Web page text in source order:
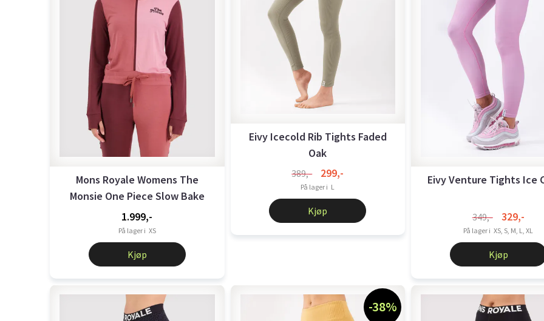
Mons Royale Womens The
Monsie One Piece Slow Bake
1.999,-
På lager i XS
Kjøp
Eivy Icecold Rib Tights Faded
Oak
389,- 299,-
På lager i L
Kjøp
Eivy Venture Tights Ice
349,- 329,-
På lager i XS, S, M, L, XL
Kjøp
-38%